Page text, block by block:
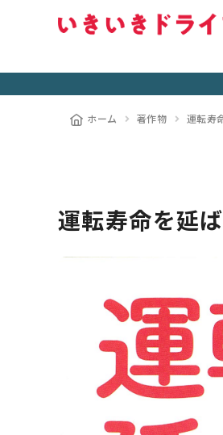
ホーム 著作物 運転寿
運転寿命を延